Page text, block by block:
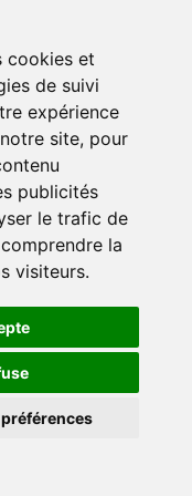
cookies et
de suivi
expérience
site, pour
publicités
le trafic de
la
visiteurs.